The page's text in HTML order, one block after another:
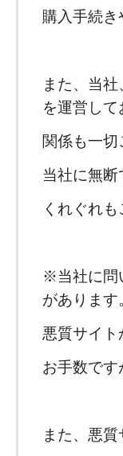
購入手続
また、当
を運営して
関係も一切
当社に無
くれぐれも
※当社に問
があります
悪質サイト
お手数で
また、悪